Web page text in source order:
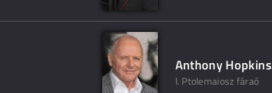
Anthony Hopkins
I. Ptolemaiosz fáraó